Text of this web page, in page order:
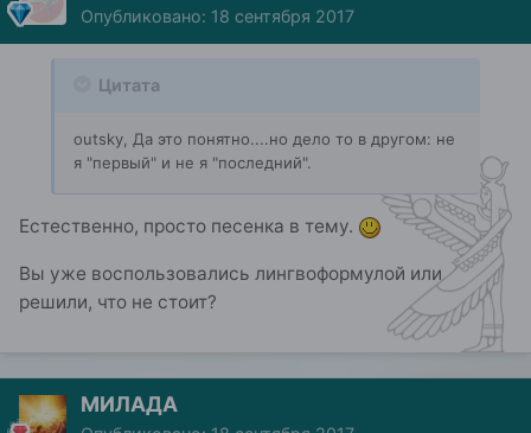
Опубликовано: 18 сентября 2017
Цитата
outsky, Да это понятно....но дело то в другом: не
я "первый" и не я "последний".
Естественно, просто песенка в тему.
Вы уже воспользовались лингвоформулой или
решили, что не стоит?
МИЛАДА